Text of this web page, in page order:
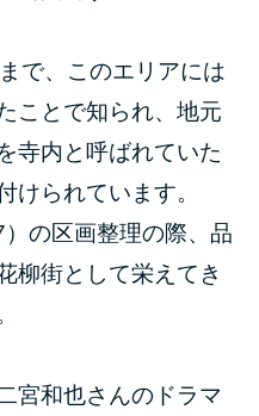
で、このエリアには
ことで知られ、地元
寺内と呼ばれていた
けられています。
の区画整理の際、品
柳街として栄えてき
宮和也さんのドラマ